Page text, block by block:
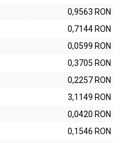
0,9563 RON
0,7144 RON
0,0599 RON
0,3705 RON
0,2257 RON
3,1149 RON
0,0420 RON
0,1546 RON